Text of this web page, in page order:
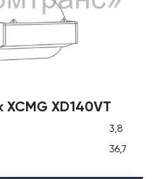
XD140VT
3,8
36,7